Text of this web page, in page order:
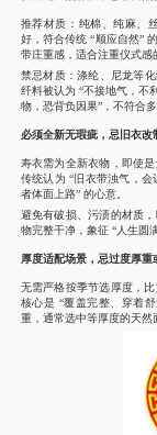
推荐材质：纯棉、纯麻、
好，符合传统 “顺应自然”
带庄重感，适合注重仪式感
禁忌材质：涤纶、尼龙等
纤料被认为 “不接地气，不
物，恐背负因果”，不符合
必须全新无瑕疵，忌旧衣改
寿衣需为全新衣物，即使
传统认为 “旧衣带浊气，
者体面上路” 的心意。
避免有破损、污渍的材质
物完整干净，象征 “人生圆满
厚度适配场景，忌过度厚重
无需严格按季节选厚度，
核心是 “覆盖完整、穿着
重，通常选中等厚度的天然